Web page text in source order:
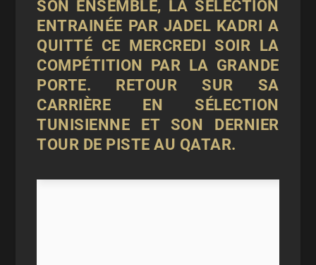
SON ENSEMBLE, LA SÉLECTION
ENTRAINÉE PAR JADEL KADRI A
QUITTÉ CE MERCREDI SOIR LA
COMPÉTITION PAR LA GRANDE
PORTE. RETOUR SUR SA
CARRIÈRE EN SÉLECTION
TUNISIENNE ET SON DERNIER
TOUR DE PISTE AU QATAR.